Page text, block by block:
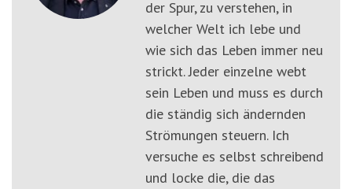
der Spur, zu verstehen, in
welcher Welt ich lebe und
wie sich das Leben immer neu
strickt. Jeder einzelne webt
sein Leben und muss es durch
die ständig sich ändernden
Strömungen steuern. Ich
versuche es selbst schreibend
und locke die, die das